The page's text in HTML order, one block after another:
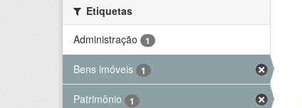
Etiquetas
Administração
1
Bens imóveis 1
Patrimônio 1